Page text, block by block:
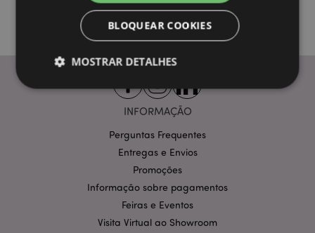
INFORMAÇÃO
Perguntas Frequentes
Entregas e Envios
Promoções
Informação sobre pagamentos
Feiras e Eventos
Visita Virtual ao Showroom
BLOQUEAR COOKIES
MOSTRAR DETALHES
Estritamente necessários
Desempenho
Segmentação
Funcionalidade
funcionalidades centrais do website, tais como login
de utilizador e gestão de conta. O sítio web não
pode ser utilizado correctamente sem os cookies
estritamente necessários.